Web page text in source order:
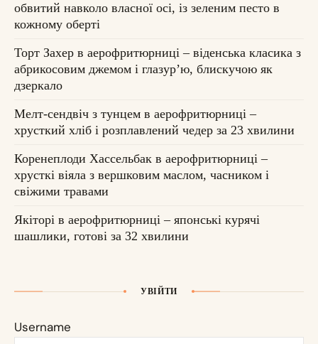
обвитий навколо власної осі, із зеленим песто в
кожному оберті
Торт Захер в аерофритюрниці – віденська класика з
абрикосовим джемом і глазурʼю, блискучою як
дзеркало
Мелт-сендвіч з тунцем в аерофритюрниці –
хрусткий хліб і розплавлений чедер за 23 хвилини
Коренеплоди Хассельбак в аерофритюрниці –
хрусткі віяла з вершковим маслом, часником і
свіжими травами
Якіторі в аерофритюрниці – японські курячі
шашлики, готові за 32 хвилини
УВІЙТИ
Username